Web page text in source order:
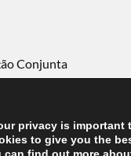
Conjunta
privacy is important
to give you the